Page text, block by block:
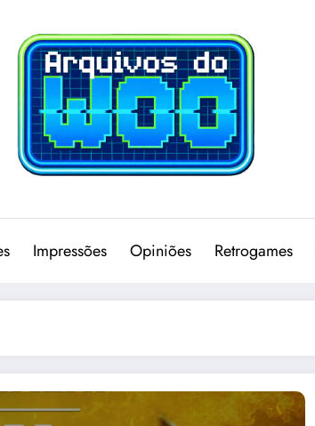
Impressões Opiniões Retrogames